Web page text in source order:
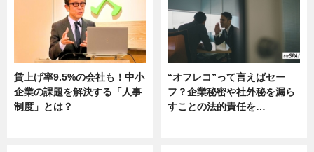
賃上げ率9.5%の会社も！中小
企業の課題を解決する「人事
制度」とは？
“オフレコ”って言えばセー
フ？企業秘密や社外秘を漏ら
すことの法的責任を…